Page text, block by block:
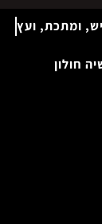
ומתכת, ועץ